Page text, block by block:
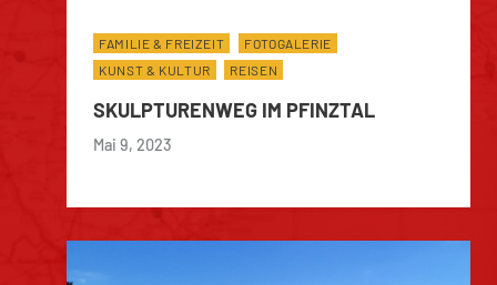
FAMILIE & FREIZEIT
FOTOGALERIE
KUNST & KULTUR
REISEN
SKULPTURENWEG IM PFINZTAL
Mai 9, 2023